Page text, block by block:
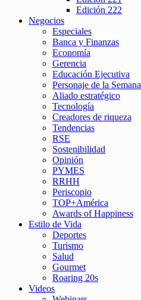
Edición 222
Negocios
Especiales
Banca y Finanzas
Economía
Gerencia
Educación Ejecutiva
Personaje de la Semana
Aliado estratégico
Tecnología
Creadores de riqueza
Tendencias
RSE
Sostenibilidad
Opinión
PYMES
RRHH
Periscopio
TOP+América
Awards of Happiness
Estilo de Vida
Deportes
Turismo
Salud
Gourmet
Roaring 20s
Videos